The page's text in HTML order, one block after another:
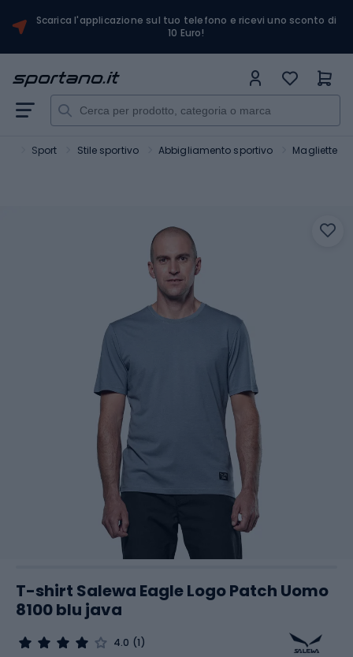
Scarica l'applicazione sul tuo telefono e ricevi uno sconto di
10 Euro!
Sport Stile sportivo Abbigliamento sportivo Magliette
T-shirt Salewa Eagle Logo Patch Uomo
8100 blu java
4.0 (1)